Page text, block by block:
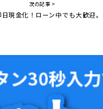
次の記事 >
現金化！ローン中でも大歓迎。